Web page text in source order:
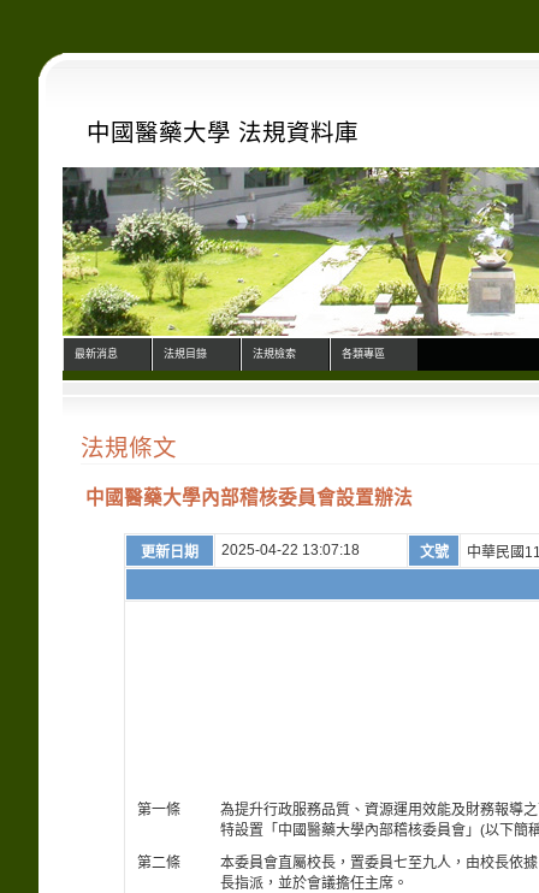
中國醫藥大學 法規資料庫
最新消息 法規目錄 法規檢索 各類專區
法規條文
中國醫藥大學內部稽核委員會設置辦法
更新日期 2025-04-22 13:07:18 文號 中華民國
第一條
為提升行政服務品質、資源運用效能及財務報導
特設置「中國醫藥大學內部稽核委員會」(以下簡
第二條
本委員會直屬校長，置委員七至九人，由校長依
長指派，並於會議擔任主席。